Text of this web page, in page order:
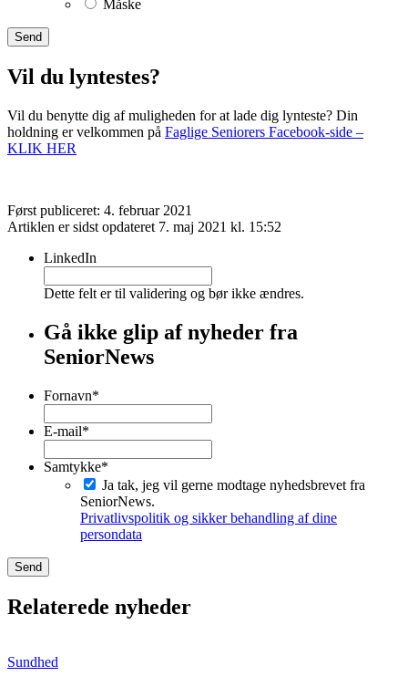
Måske
Vil du lyntestes?
Vil du benytte dig af muligheden for at lade dig lynteste? Din
holdning er velkommen på Faglige Seniorers Facebook-side –
KLIK HER
Først publiceret: 4. februar 2021
Artiklen er sidst opdateret 7. maj 2021 kl. 15:52
LinkedIn
Dette felt er til validering og bør ikke ændres.
Gå ikke glip af nyheder fra
SeniorNews
Fornavn*
E-mail*
Samtykke*
Ja tak, jeg vil gerne modtage nyhedsbrevet fra
SeniorNews.
Privatlivspolitik og sikker behandling af dine
persondata
Relaterede nyheder
Sundhed